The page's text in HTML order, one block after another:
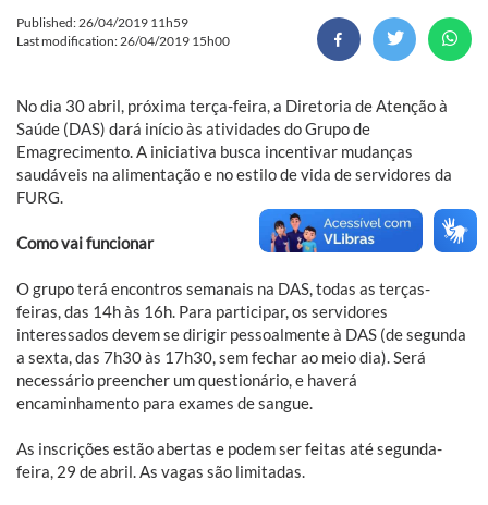
Published: 26/04/2019 11h59
Last modification: 26/04/2019 15h00
No dia 30 abril, próxima terça-feira, a Diretoria de Atenção à
Saúde (DAS) dará início às atividades do Grupo de
Emagrecimento. A iniciativa busca incentivar mudanças
saudáveis na alimentação e no estilo de vida de servidores da
FURG.
Como vai funcionar
O grupo terá encontros semanais na DAS, todas as terças-
feiras, das 14h às 16h. Para participar, os servidores
interessados devem se dirigir pessoalmente à DAS (de segunda
a sexta, das 7h30 às 17h30, sem fechar ao meio dia). Será
necessário preencher um questionário, e haverá
encaminhamento para exames de sangue.
As inscrições estão abertas e podem ser feitas até segunda-
feira, 29 de abril. As vagas são limitadas.